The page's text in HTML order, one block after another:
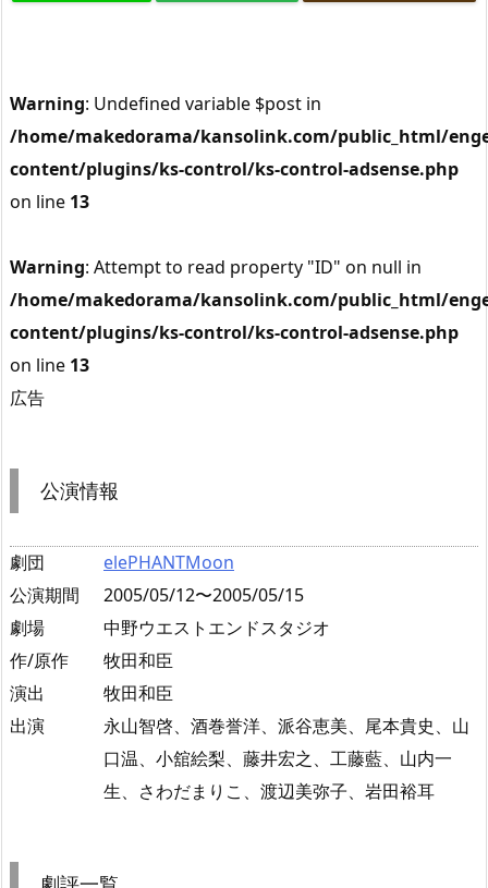
Warning: Undefined variable $post in
/home/makedorama/kansolink.com/public_html/
content/plugins/ks-control/ks-control-adsense.php
on line 13
Warning: Attempt to read property "ID" on null in
/home/makedorama/kansolink.com/public_html/
content/plugins/ks-control/ks-control-adsense.php
on line 13
広告
公演情報
劇団
elePHANTMoon
公演期間
2005/05/12〜2005/05/15
劇場
中野ウエストエンドスタジオ
作/原作
牧田和臣
演出
牧田和臣
出演
永山智啓、酒巻誉洋、派谷恵美、尾本貴史、山
口温、小舘絵梨、藤井宏之、工藤藍、山内一
生、さわだまりこ、渡辺美弥子、岩田裕耳